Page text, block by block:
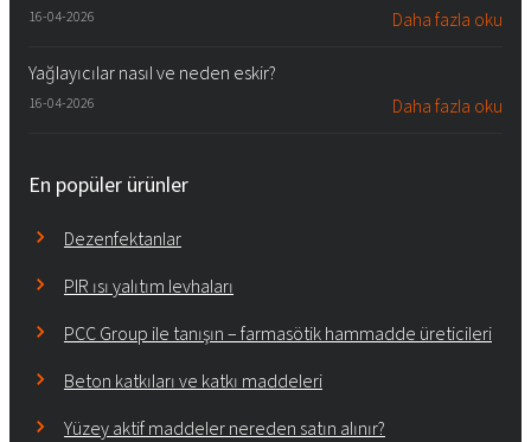
16-04-2026 Daha fazla oku
Yağlayıcılar nasıl ve neden eskir?
16-04-2026 Daha fazla oku
En popüler ürünler
Dezenfektanlar
PIR ısı yalıtım levhaları
PCC Group ile tanışın – farmasötik hammadde üreticileri
Beton katkıları ve katkı maddeleri
Yüzey aktif maddeler nereden satın alınır?